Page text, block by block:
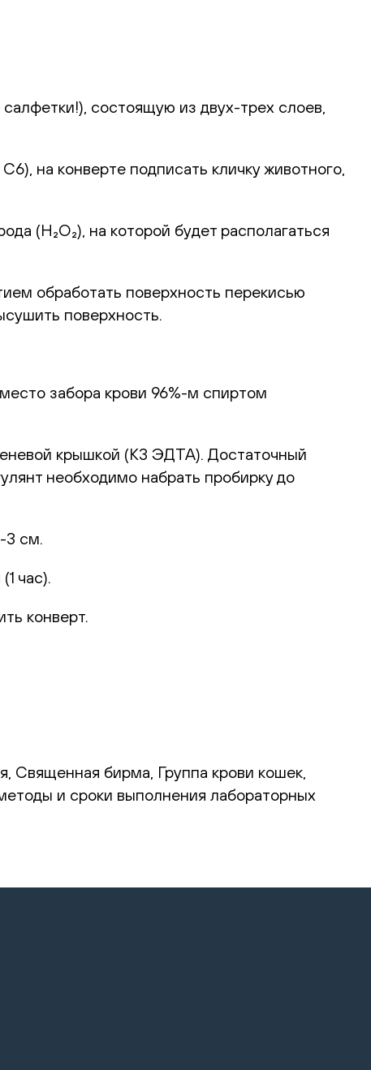
состоящую из двух-трех слоев,
на конверте подписать кличку животного,
(H₂O₂), на которой будет располагаться
обработать поверхность перекисью
поверхность.
забора крови 96%-м спиртом
крышкой (К3 ЭДТА). Достаточный
необходимо набрать пробирку до
см.
час).
конверт.
Священная бирма, Группа крови кошек,
и сроки выполнения лабораторных